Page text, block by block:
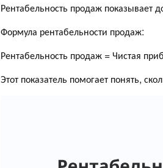
Рентабельность продаж
Формула рентабельности продаж:
Рентабельность продаж = Чистая
Этот показатель помогает понять,